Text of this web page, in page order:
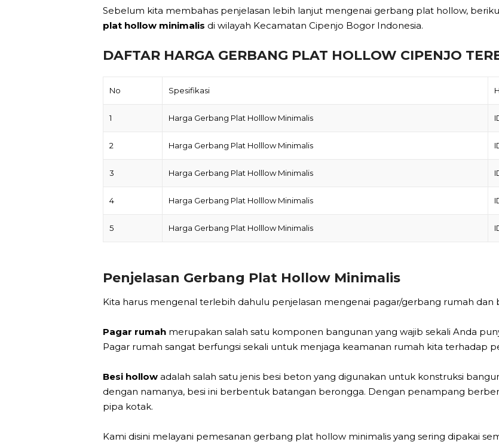
Sebelum kita membahas penjelasan lebih lanjut mengenai gerbang plat hollow,
plat hollow minimalis di wilayah Kecamatan Cipenjo Bogor Indonesia.
DAFTAR HARGA GERBANG PLAT HOLLOW CIPENJO
No Spesifikasi
1 Harga Gerbang Plat Holllow Minimalis
2 Harga Gerbang Plat Holllow Minimalis
3 Harga Gerbang Plat Holllow Minimalis
4 Harga Gerbang Plat Holllow Minimalis
5 Harga Gerbang Plat Holllow Minimalis
Penjelasan Gerbang Plat Hollow Minimalis
Kita harus mengenal terlebih dahulu penjelasan mengenai pagar/gerbang rumah dan
Pagar rumah merupakan salah satu komponen bangunan yang wajib sekali Anda
Pagar rumah sangat berfungsi sekali untuk menjaga keamanan rumah kita terhadap
Besi hollow adalah salah satu jenis besi beton yang digunakan untuk konstruksi
dengan namanya, besi ini berbentuk batangan berongga. Dengan penampang
pipa kotak.
Kami disini melayani pemesanan gerbang plat hollow minimalis yang sering dipakai